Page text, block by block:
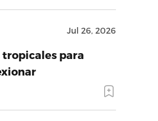
Jul 26, 2026
tropicales para